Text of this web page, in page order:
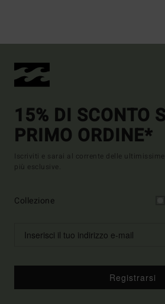
15% DI SCONTO
PRIMO ORDINE*
Iscriviti e sarai al corrente delle
più esclusive.
Collezione
Registrarsi